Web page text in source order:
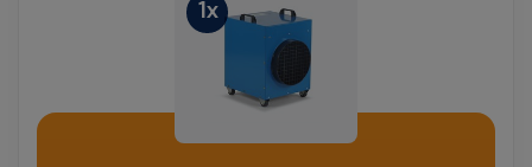
1x